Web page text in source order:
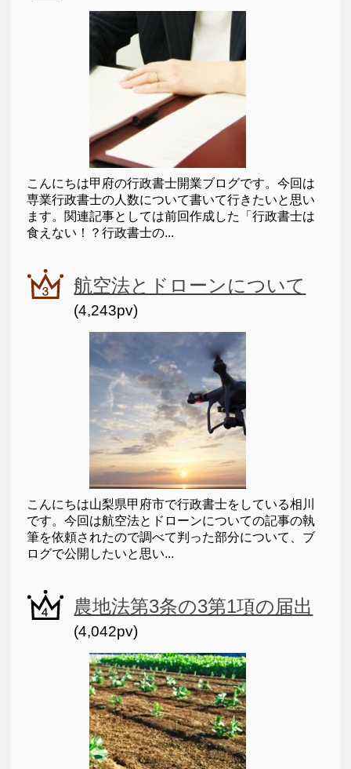
こんにちは甲府の行政書士開業ブログです。今回は
専業行政書士の人数について書いて行きたいと思い
ます。関連記事としては前回作成した「行政書士は
食えない！？行政書士の...
航空法とドローンについて
(4,243pv)
こんにちは山梨県甲府市で行政書士をしている相川
です。今回は航空法とドローンについての記事の執
筆を依頼されたので調べて判った部分について、ブ
ログで公開したいと思い...
農地法第3条の3第1項の届出
(4,042pv)